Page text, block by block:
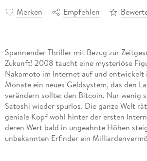
Merken Empfehlen
Spannender Thriller mit Bezug zur
Zukunft! 2008 taucht eine mysteriöse
Nakamoto im Internet auf und entwickelt
Monate ein neues Geldsystem, das den
verändern sollte: den Bitcoin. Nur wenig
Satoshi wieder spurlos. Die ganze Welt
geniale Kopf wohl hinter der ersten
deren Wert bald in ungeahnte Höhen
unbekannten Erfinder ein